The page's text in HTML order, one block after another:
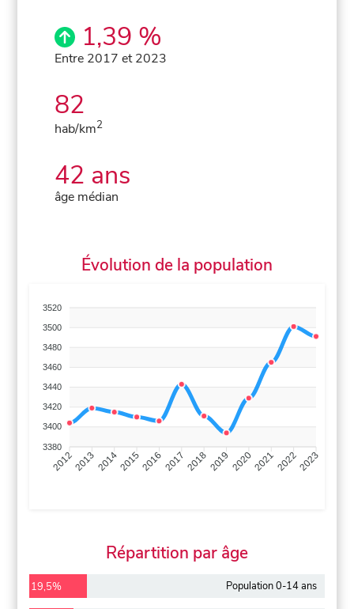
1,39 %
Entre 2017 et 2023
82
hab/km2
42 ans
âge médian
Évolution de la population
3520
3500
3480
3460
3440
3420
3400
3380
201220132014201520162017 20182019 2020202120222023
Répartition par âge
19,5% Population 0-14 ans